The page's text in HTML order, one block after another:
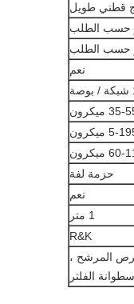
قطني طويل
نعم
ميكرون
ميكرون
ميكرون
حزمة لفة
نعم
1 متر
R&K
المرشح ،
الفلتر